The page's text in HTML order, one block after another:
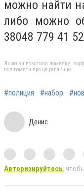
можно найти
либо можно
38048 779 41
Якщо ви помітили помилку,
повідомити про це редакцію
#полиция #набор
Денис
Авторизируйтесь,